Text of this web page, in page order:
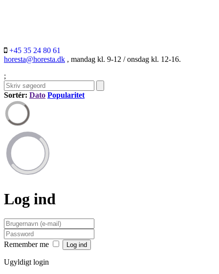
+45 35 24 80 61
horesta@horesta.dk , mandag kl. 9-12 / onsdag kl. 12-16.
;
Sortér: Dato Popularitet
Log ind
Remember me
Ugyldigt login